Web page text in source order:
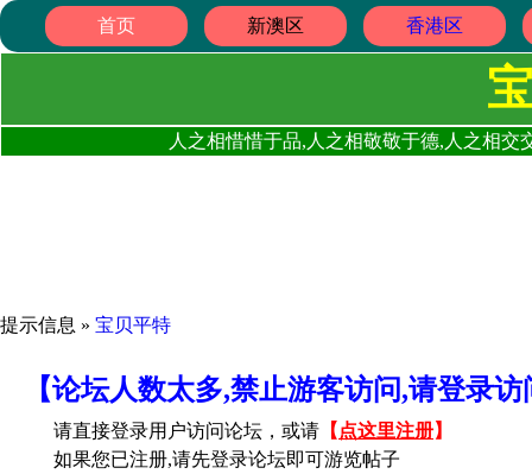
首页 新澳区 香港区
人之相惜惜于品,人之相敬敬于德,人之相
提示信息 » 宝贝平特
【论坛人数太多,禁止游客访问,请登录
请直接登录用户访问论坛，或请 【 点这里注册】
如果您已注册,请先登录论坛即可游览帖子